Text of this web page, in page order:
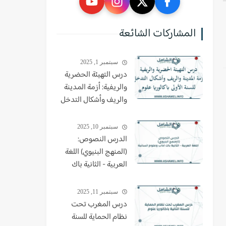
المشاركات الشائعة
سبتمبر 1, 2025
درس التهيئة الحضرية
والريفية: أزمة المدينة
والريف وأشكال التدخل
علومسبتمبر 10, 2025
الدرس النصوص:
(المنهج البنيوي) اللغة
العربية - الثانية باك
سبتمبر 11, 2025
درس المغرب تحت
نظام الحماية للسنة